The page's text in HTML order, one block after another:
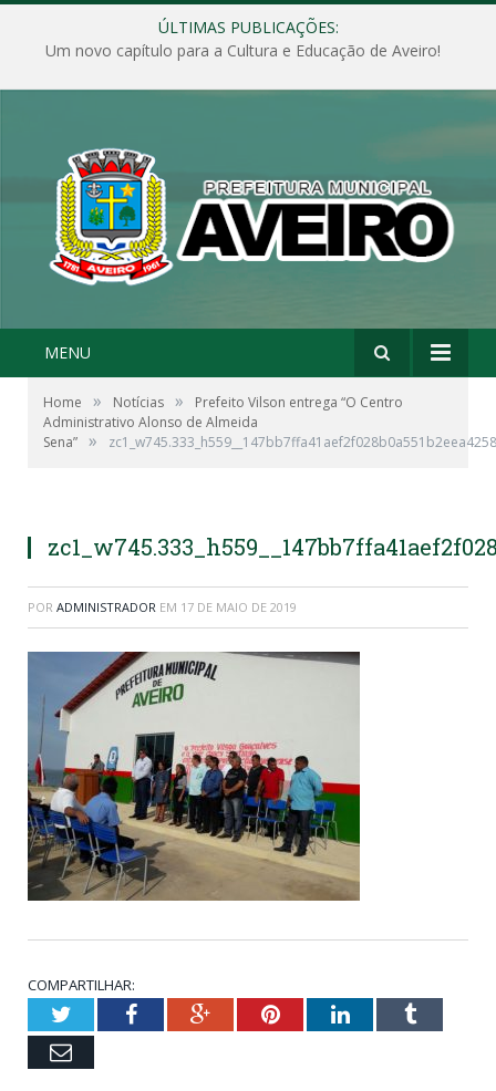
ÚLTIMAS PUBLICAÇÕES:
Um novo capítulo para a Cultura e Educação de Aveiro!
MENU
Home » Notícias »
Prefeito Vilson entrega “O Centro
Administrativo Alonso de Almeida
Sena” »
POR ADMINISTRADOR EM 17 DE MAIO DE 2019
COMPARTILHAR:
TwitterFacebookGoogle+PinterestLinkedInTumblr
Email